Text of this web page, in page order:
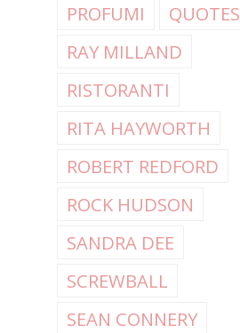
PROFUMI
QUOTES
RAY MILLAND
RISTORANTI
RITA HAYWORTH
ROBERT REDFORD
ROCK HUDSON
SANDRA DEE
SCREWBALL
SEAN CONNERY